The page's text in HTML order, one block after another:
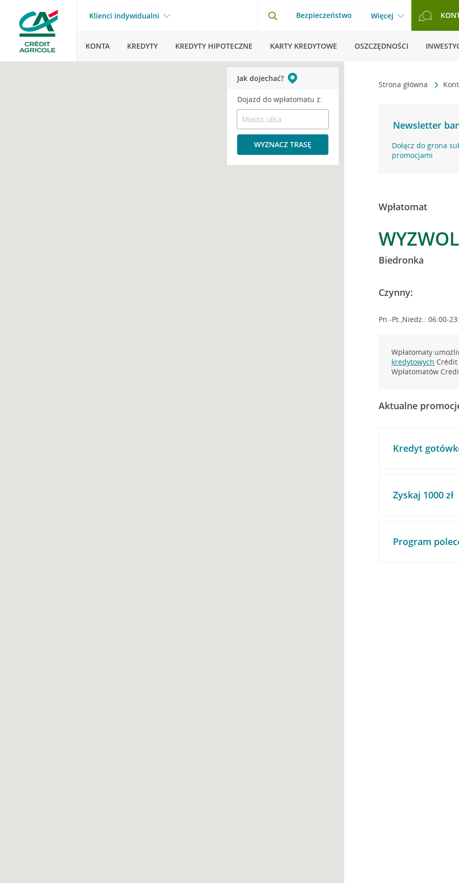
Klienci indywidualni Bezpieczeństwo Więcej
KONTA KREDYTY KREDYTY HIPOTECZNE KARTY KREDYTOWE OSZCZĘDNOŚCI
Strona główna
Newsletter
Dołącz do grona
promocjami
Wpłatomat
Biedronka
Czynny:
Pn.-Pt.,Niedz.: 06:00-
Wpłatomaty
kredytowych
Wpłatomatów
Aktualne
Kredyt
Zyskaj 1000 zł
Program
Jak dojechać?
Dojazd do wpłatomatu z:
WYZNACZ TRASĘ